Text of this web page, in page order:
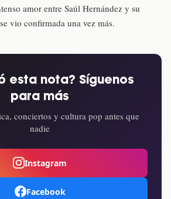
amor entre Saúl Hernández y su
vio confirmada una vez más.
esta nota? Síguenos
para más
conciertos y cultura pop antes que
nadie
Instagram
Facebook